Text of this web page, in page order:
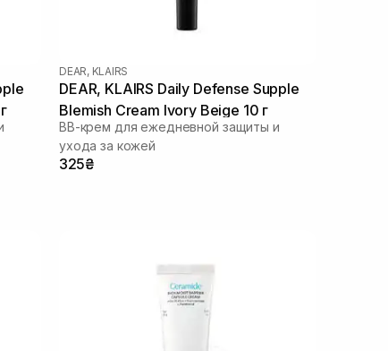
DEAR, KLAIRS
DEAR, KLAIRS Daily Defense Supple
Blemish Cream Ivory Beige 10 г
BB-крем для ежедневной защиты и
ухода за кожей
325₴